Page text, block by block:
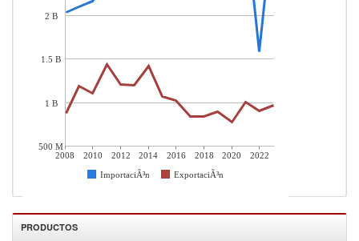
2008 2010 2012 2014 2016 2018 2020 2022
ImportaciÃ³n ExportaciÃ³n
2 B
1.5 B
1 B
500 M
PRODUCTOS